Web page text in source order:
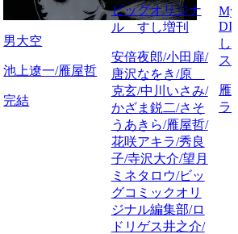
男大空
池上遼一/雁屋哲
完結
ビッグオリジナ
ル すし増刊
安倍夜郎/小田扉/
唐沢なをき/原
克玄/中川いさみ/
かざま鋭二/さそ
うあきら/雁屋哲/
花咲アキラ/秀良
子/寺沢大介/望月
ミネタロウ/ビッ
グコミックオリ
ジナル編集部/ロ
ドリゲス井之介/
My
し
ス
雁
ラ